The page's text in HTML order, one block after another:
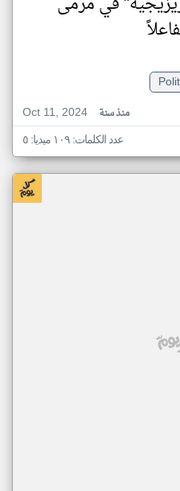
Oct 11, 2024
منذ سنة
عدد الكلمات: ١٠٩ ميديا: ٥